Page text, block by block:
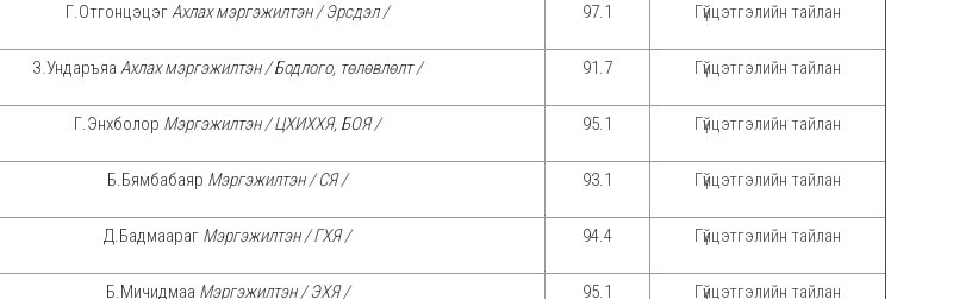
Г.ОтгонцэцэгАхлах мэргэжилтэн / Эрсдэл / 97.1 Гүйцэтгэлийн тайлан
З.Ундаръяа Ахлах мэргэжилтэн / Бодлого, төлөвлөлт / 91.7 Гүйцэтгэлийн тайлан
Г.Энхболор Мэргэжилтэн / ЦХИХХЯ, БОЯ / 95.1 Гүйцэтгэлийн тайлан
Б.Бямбабаяр Мэргэжилтэн / СЯ / 93.1 Гүйцэтгэлийн тайлан
Д.Бадмаараг Мэргэжилтэн / ГХЯ / 94.4 Гүйцэтгэлийн тайлан
Б.Мичидмаа Мэргэжилтэн / ЭХЯ / 95.1 Гүйцэтгэлийн тайлан